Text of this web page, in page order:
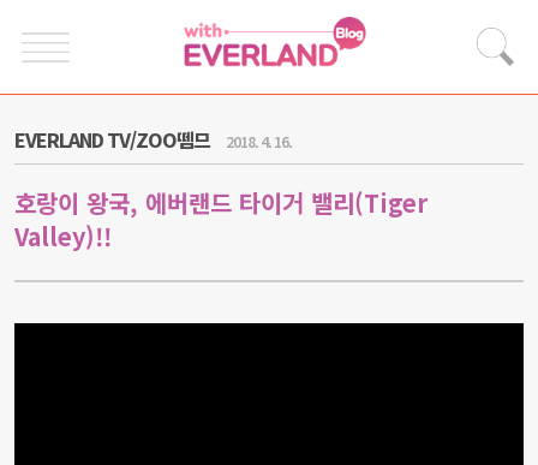
EVERLAND TV/ZOO뗌므 2018. 4. 16.
호랑이 왕국, 에버랜드 타이거 밸리(Tiger
Valley)!!